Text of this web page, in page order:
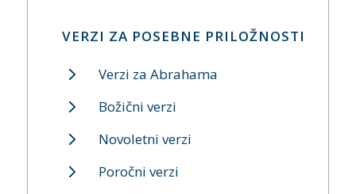
VERZI ZA POSEBNE PRILOŽNOSTI
Verzi za Abrahama
Božični verzi
Novoletni verzi
Poročni verzi